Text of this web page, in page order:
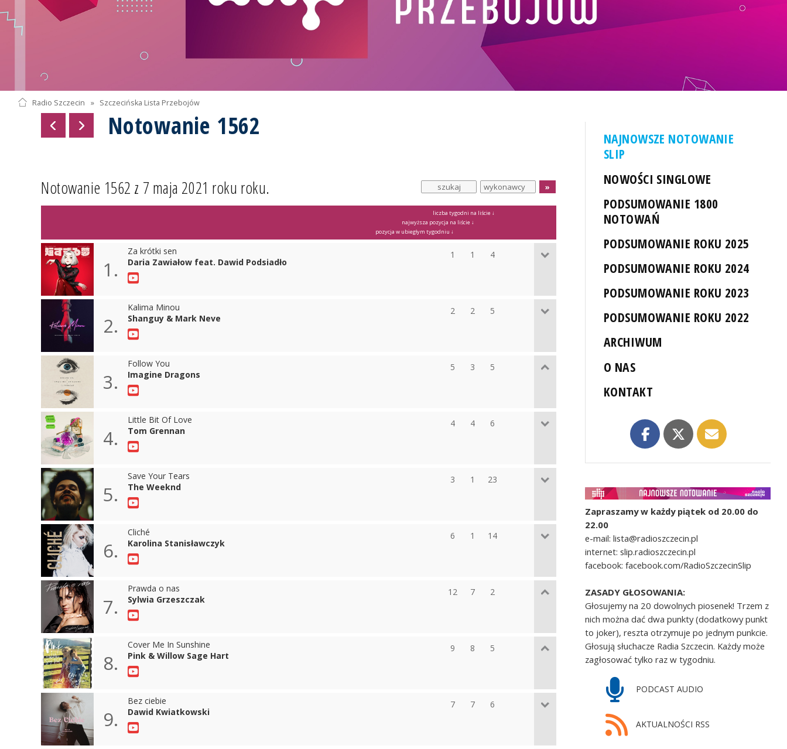
Radio Szczecin » Szczecińska Lista Przebojów
Notowanie 1562
Notowanie 1562 z 7 maja 2021 roku roku.
liczba tygodni na liście ↓
najwyższa pozycja na liście ↓
pozycja w ubiegłym tygodniu ↓
1 1 4
1.
Za krótki sen
Daria Zawiałow feat. Dawid Podsiadło
2 2 5
2.
Kalima Minou
Shanguy & Mark Neve
5 3 5
3.
Follow You
Imagine Dragons
4 4 6
4.
Little Bit Of Love
Tom Grennan
3 1 23
5.
Save Your Tears
The Weeknd
6 1 14
6.
Cliché
Karolina Stanisławczyk
12 7 2
7.
Prawda o nas
Sylwia Grzeszczak
9 8 5
8.
Cover Me In Sunshine
Pink & Willow Sage Hart
7 7 6
9.
Bez ciebie
Dawid Kwiatkowski
NAJNOWSZE NOTOWANIE
SLIP
NOWOŚCI SINGLOWE
PODSUMOWANIE 1800
NOTOWAŃ
PODSUMOWANIE ROKU 2025
PODSUMOWANIE ROKU 2024
PODSUMOWANIE ROKU 2023
PODSUMOWANIE ROKU 2022
ARCHIWUM
O NAS
KONTAKT
Zapraszamy w każdy piątek od 20.00 do
22.00
e-mail: lista@radioszczecin.pl
internet: slip.radioszczecin.pl
facebook: facebook.com/RadioSzczecinSlip
ZASADY GŁOSOWANIA:
Głosujemy na 20 dowolnych piosenek! Trzem z
nich można dać dwa punkty (dodatkowy punkt
to joker), reszta otrzymuje po jednym punkcie.
Głosują słuchacze Radia Szczecin. Każdy może
zagłosować tylko raz w tygodniu.
PODCAST AUDIO
AKTUALNOŚCI RSS